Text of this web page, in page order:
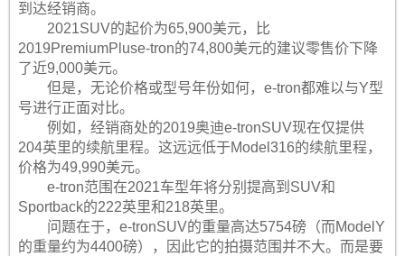
到达经销商。
2021SUV的起价为65,900美元，比
2019PremiumPluse-tron的74,800美元的建议零售价下降
了近9,000美元。
但是，无论价格或型号年份如何，e-tron都难以与Y型
号进行正面对比。
例如，经销商处的2019奥迪e-tronSUV现在仅提供
204英里的续航里程。这远远低于Model316的续航里程，
价格为49,990美元。
e-tron范围在2021车型年将分别提高到SUV和
Sportback的222英里和218英里。
问题在于，e-tronSUV的重量高达5754磅（而ModelY
的重量约为4400磅），因此它的拍摄范围并不大。而是要